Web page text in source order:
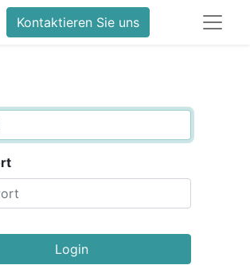
Kontaktieren Sie uns
Login